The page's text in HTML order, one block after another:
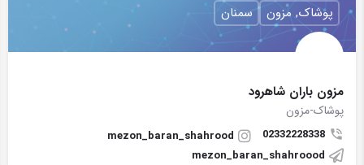
مزون باران شاهرود
پوشاک-مزون
02332228338
mezon_baran_shahrood
mezon_baran_shahroood
پوشاک, مزون سمنان